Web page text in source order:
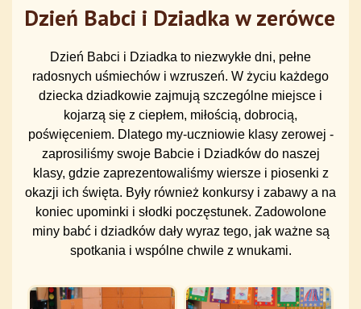
Dzień Babci i Dziadka w zerówce
Dzień Babci i Dziadka to niezwykłe dni, pełne
radosnych uśmiechów i wzruszeń. W życiu każdego
dziecka dziadkowie zajmują szczególne miejsce i
kojarzą się z ciepłem, miłością, dobrocią,
poświęceniem. Dlatego my-uczniowie klasy zerowej -
zaprosiliśmy swoje Babcie i Dziadków do naszej
klasy, gdzie zaprezentowaliśmy wiersze i piosenki z
okazji ich święta. Były również konkursy i zabawy a na
koniec upominki i słodki poczęstunek. Zadowolone
miny babć i dziadków dały wyraz tego, jak ważne są
spotkania i wspólne chwile z wnukami.